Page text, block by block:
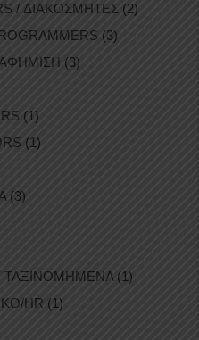
/ ΔΙΑΚΟΣΜΗΤΕΣ (2)
(3)
(3)
(1)
(1)
(3)
ΤΑΞΙΝΟΜΗΜΕΝΑ (1)
HR (1)